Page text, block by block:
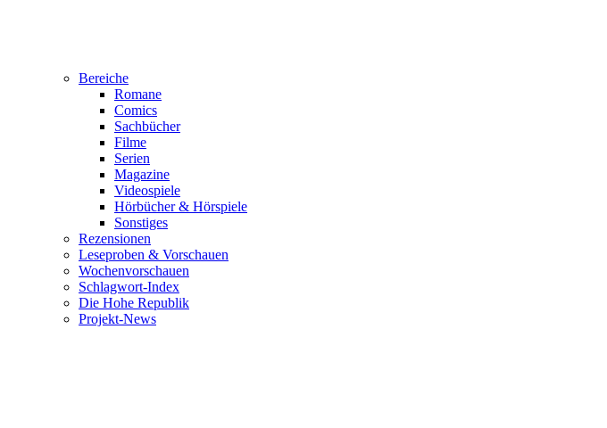
Bereiche
Romane
Comics
Sachbücher
Filme
Serien
Magazine
Videospiele
Hörbücher & Hörspiele
Sonstiges
Rezensionen
Leseproben & Vorschauen
Wochenvorschauen
Schlagwort-Index
Die Hohe Republik
Projekt-News